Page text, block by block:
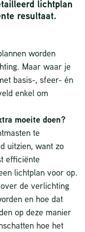
lichtplan
resultaat.
worden
Maar waar je
basis-, sfeer- én
enkel om
moeite doen?
te
uitzien, want zo
efficiënte
lichtplan voor op.
de verlichting
en hoe dat
op deze manier
hoe het